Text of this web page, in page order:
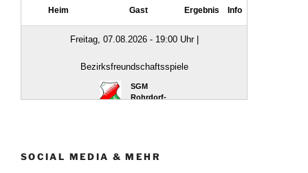
SOCIAL MEDIA & MEHR